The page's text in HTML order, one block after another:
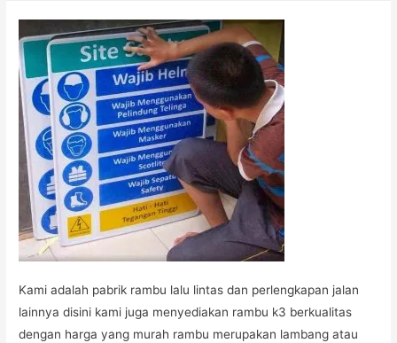
RAMBU
K3,
RAMBU
LALU
LINTAS
Kami adalah pabrik rambu lalu lintas dan perlengkapan jalan
lainnya disini kami juga menyediakan rambu k3 berkualitas
dengan harga yang murah rambu merupakan lambang atau